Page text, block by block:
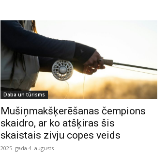
Daba un tūrisms
Mušiņmakšķerēšanas čempions
skaidro, ar ko atšķiras šis
skaistais zivju copes veids
2025. gada 4. augusts